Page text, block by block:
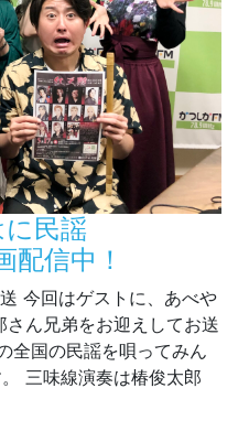
に民謡
信中！
今回はゲストに、あべや
ん兄弟をお迎えしてお送
全国の民謡を唄ってみん
三味線演奏は椿俊太郎